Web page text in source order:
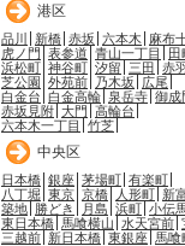
港区
品川 新橋 赤坂 六本木
麻布
虎ノ門 表参道 青山一丁目
田
浜松町 神谷町 汐留 三田 赤
芝公園
外苑前 乃木坂
広尾
白金台 白金高輪 泉岳寺 御成
赤坂見附 大門 高輪台
六本木一丁目
竹芝
中央区
日本橋 銀座 茅場町 有楽町
八丁堀 東京 京橋 人形町 新
築地 勝どき 月島 浜町 小伝
東日本橋 馬喰横山 水天宮前
三越前 新日本橋 東銀座 馬喰